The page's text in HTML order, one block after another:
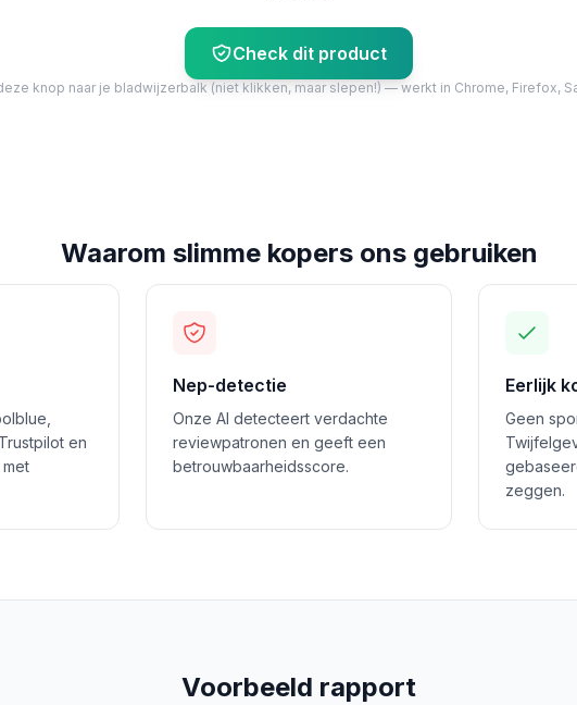
Check dit product
knop naar je bladwijzerbalk (niet klikken, maar slepen!) — werkt in Chrome, Firefox,
Waarom slimme kopers ons gebruiken
en
Nep-detectie
Onze AI detecteert verdachte
reviewpatronen en geeft een
betrouwbaarheidsscore.
Eerlijk
Geen
zeggen.
Voorbeeld rapport